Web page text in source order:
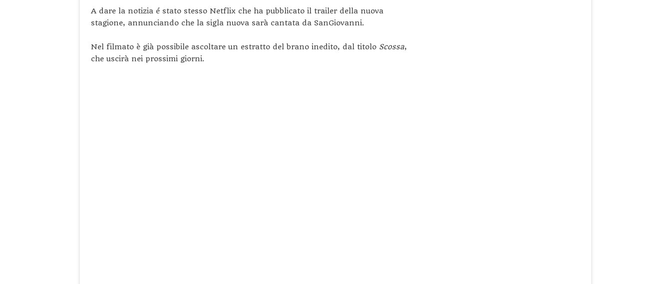
A dare la notizia é stato stesso Netflix che ha pubblicato il trailer della nuova
stagione, annunciando che la sigla nuova sarà cantata da SanGiovanni.
Nel filmato è già possibile ascoltare un estratto del brano inedito, dal titolo Scossa,
che uscirà nei prossimi giorni.